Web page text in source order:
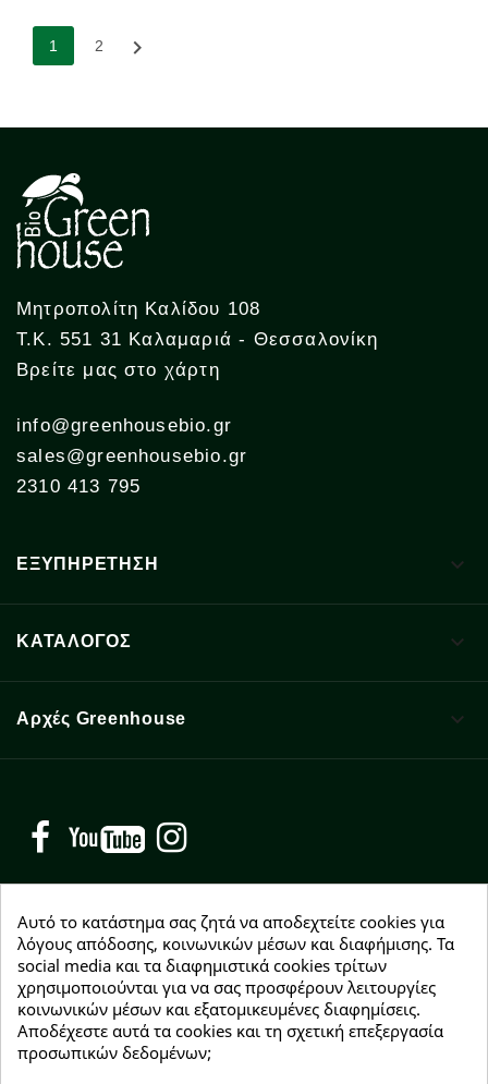
1 2 
Μητροπολίτη Καλίδου 108
Τ.Κ. 551 31 Καλαμαριά - Θεσσαλονίκη
Βρείτε μας στο χάρτη
info@greenhousebio.gr
sales@greenhousebio.gr
2310 413 795
ΕΞΥΠΗΡΕΤΗΣΗ 
ΚΑΤΑΛΟΓΟΣ 
Αρχές Greenhouse 
Facebook YouTube
NEWSLETTER
Εγγραφείτε δωρεάν και θα είστε οι πρώτοι που θα
λάβετε τα νέα μας γύρω από προσφορές, εκπτώσεις
και νέα προϊόντα.
Αυτό το κατάστημα σας ζητά να αποδεχτείτε cookies για
λόγους απόδοσης, κοινωνικών μέσων και διαφήμισης. Τα
social media και τα διαφημιστικά cookies τρίτων
χρησιμοποιούνται για να σας προσφέρουν λειτουργίες
κοινωνικών μέσων και εξατομικευμένες διαφημίσεις.
Αποδέχεστε αυτά τα cookies και τη σχετική επεξεργασία
προσωπικών δεδομένων;